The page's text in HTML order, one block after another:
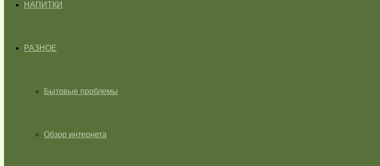
НАПИТКИ
РАЗНОЕ
Бытовые проблемы
Обзор интернета